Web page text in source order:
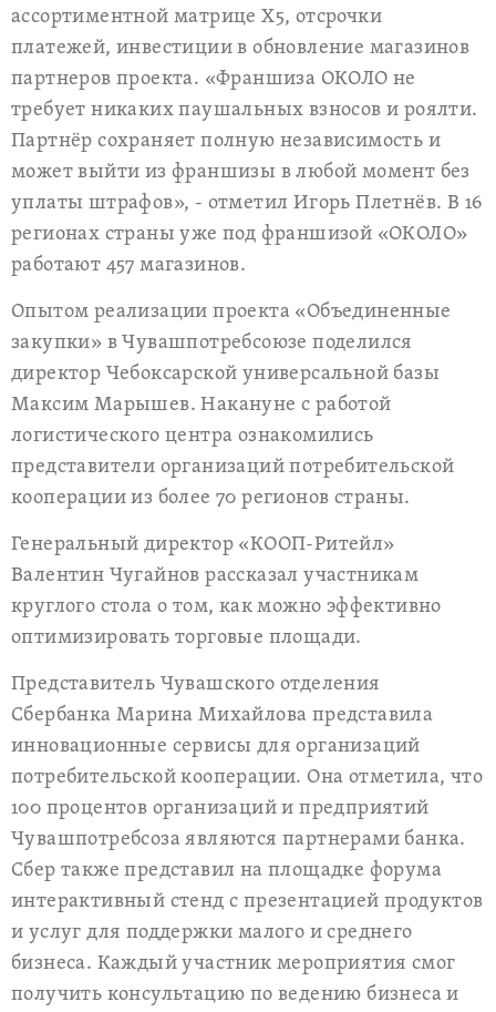
ассортиментной матрице Х5, отсрочки
платежей, инвестиции в обновление магазинов
партнеров проекта. «Франшиза ОКОЛО не
требует никаких паушальных взносов и роялти.
Партнёр сохраняет полную независимость и
может выйти из франшизы в любой момент без
уплаты штрафов», - отметил Игорь Плетнёв. В 16
регионах страны уже под франшизой «ОКОЛО»
работают 457 магазинов.
Опытом реализации проекта «Объединенные
закупки» в Чувашпотребсоюзе поделился
директор Чебоксарской универсальной базы
Максим Марышев. Накануне с работой
логистического центра ознакомились
представители организаций потребительской
кооперации из более 70 регионов страны.
Генеральный директор «КООП-Ритейл»
Валентин Чугайнов рассказал участникам
круглого стола о том, как можно эффективно
оптимизировать торговые площади.
Представитель Чувашского отделения
Сбербанка Марина Михайлова представила
инновационные сервисы для организаций
потребительской кооперации. Она отметила, что
100 процентов организаций и предприятий
Чувашпотребсоза являются партнерами банка.
Сбер также представил на площадке форума
интерактивный стенд с презентацией продуктов
и услуг для поддержки малого и среднего
бизнеса. Каждый участник мероприятия смог
получить консультацию по ведению бизнеса и